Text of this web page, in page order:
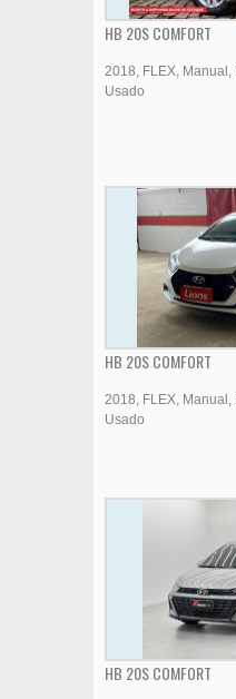
HB 20S COMFORT
2018 FLEX Manual
Usado
HB 20S COMFORT
2018 FLEX Manual
Usado
HB 20S COMFORT